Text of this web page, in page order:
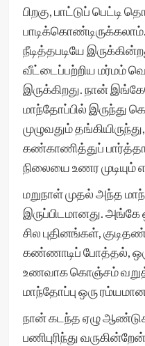
பிறகு, பாட்டுப் பெட்டி
நீடித்தபடியே
வீட்டைப்பற்றிய மர்மம்
இருக்கிறது. நான்
மாந்தோப்பில் இருந்து
முழுவதும்
கண்காணித்துப்
நிலையை உணர முடியும்
மறுநாள் முதல் அந்த
இருப்பிடமானது. அங்கே
சில புதினங்கள்,
கண்ணாடிப் போத்தல், ஒரு
உணவாக கொஞ்சம்
மாந்தோப்பு ஒரு
நான் கடந்த ஏழு
பணிபுரிந்து